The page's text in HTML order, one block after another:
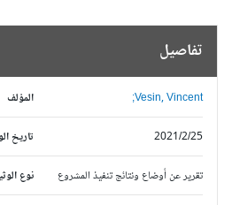
تفاصيل
المؤلف Vesin, Vincent;
تاريخ 2021/2/25
نوع الوثيقة تقرير عن أوضاع ونتائج تنفيذ المشروع